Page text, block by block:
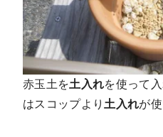
赤玉土を土入れを使って
はスコップより 土入れが